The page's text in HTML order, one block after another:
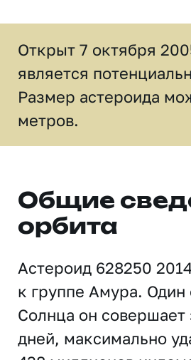
Открыт 7 октября
является
Размер астероида
метров.
Общие
орбита
Астероид 628250
к группе Амура. Один
Солнца он совершает
дней, максимально